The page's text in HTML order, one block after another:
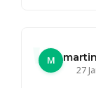
M
27